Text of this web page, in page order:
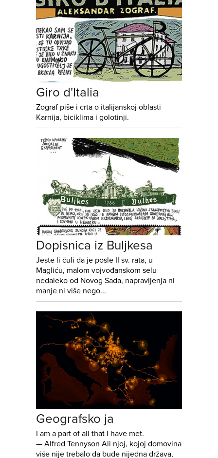
Giro d'Italia
Zograf piše i crta o italijanskoj oblasti
Karnija, biciklima i golotinji.
Dopisnica iz Buljkesa
Jeste li čuli da je posle II sv. rata, u
Magliću, malom vojvođanskom selu
nedaleko od Novog Sada, napravljenja ni
manje ni više nego...
Geografsko ja
I am a part of all that I have met.
— Alfred Tennyson Ali njoj, kojoj domovina
više nije trebalo da bude nijedna država,